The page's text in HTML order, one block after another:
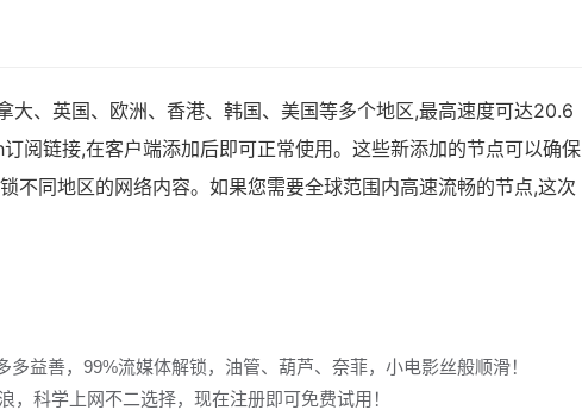
大、英国、欧洲、香港、韩国、美国等多个地区,最高速度可达20.6
阅链接,在客户端添加后即可正常使用。这些新添加的节点可以确保
不同地区的网络内容。如果您需要全球范围内高速流畅的节点,这次
益善，99%流媒体解锁，油管、葫芦、奈菲，小电影丝般顺滑！
科学上网不二选择，现在注册即可免费试用！